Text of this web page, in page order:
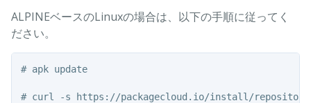
ALPINEベースのLinuxの場合は、以下の手順に従ってく
ださい。
# apk update
# curl -s https://packagecloud.io/install/